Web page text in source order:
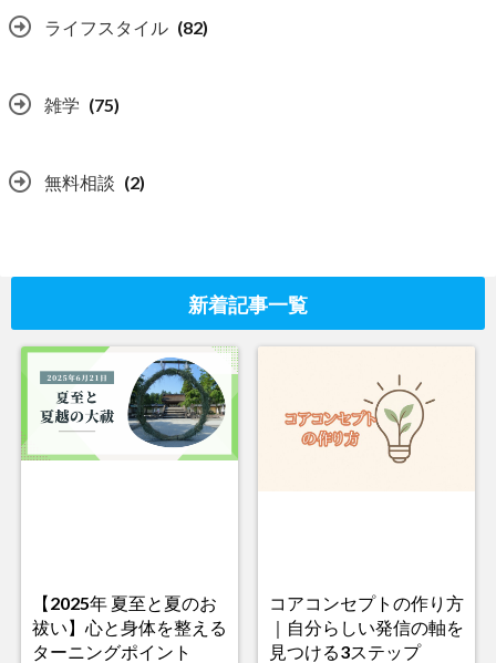
ライフスタイル (82)
雑学 (75)
無料相談 (2)
新着記事一覧
【2025年 夏至と夏のお
祓い】心と身体を整える
ターニングポイント
コアコンセプトの作り方
｜自分らしい発信の軸を
見つける3ステップ